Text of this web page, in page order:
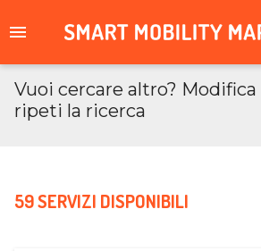
Vuoi cercare altro?
ripeti la ricerca
59 SERVIZI DISPONIBILI